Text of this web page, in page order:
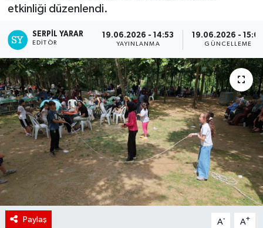
etkinliği düzenlendi.
SERPİL YARAR
EDITÖR
19.06.2026 - 14:53
YAYINLANMA
19.06.2026 -
GÜNCELLEME
Paylaş A- A+